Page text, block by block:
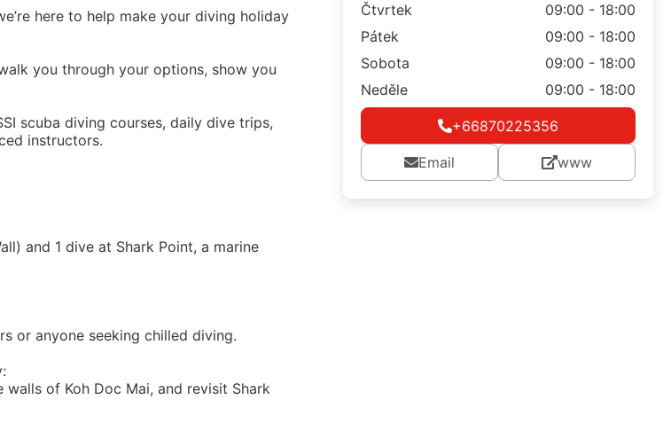
here to help make your diving holiday
you through your options, show you
scuba diving courses, daily dive trips,
instructors.
and 1 dive at Shark Point, a marine
or anyone seeking chilled diving.
of Koh Doc Mai, and revisit Shark
Čtvrtek
09:00 - 18:00
Pátek
09:00 - 18:00
Sobota
09:00 - 18:00
Neděle
09:00 - 18:00
+66870225356
Email www